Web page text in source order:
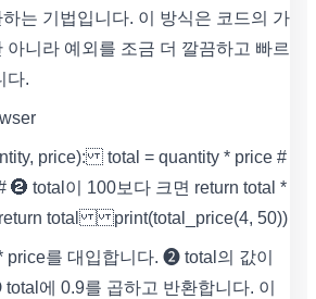
는 기법입니다. 이 방식은 코드의 가
아니라 예외를 조금 더 깔끔하고 빠르
다.
price): total = quantity * price #
total이 100보다 크면 return total *
total print(total_price(4, 50))
를 대입합니다. ➋ total의 값이
에 0.9를 곱하고 반환합니다. 이